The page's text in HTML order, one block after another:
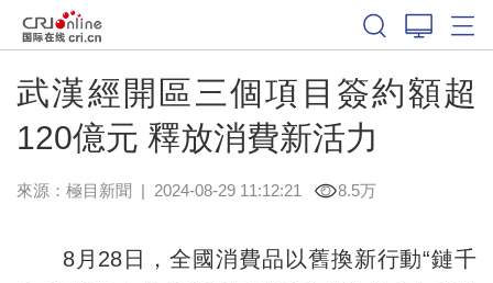
武漢經開區三個項目簽約額超
120億元 釋放消費新活力
來源： 極目新聞 | 2024-08-29 11:12:21 8.5万
8月28日，全國消費品以舊換新行動“鏈千